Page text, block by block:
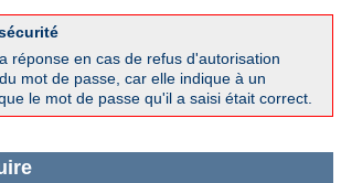
réponse en cas de refus d'autorisation
mot de passe, car elle indique à un
le mot de passe qu'il a saisi était correct.